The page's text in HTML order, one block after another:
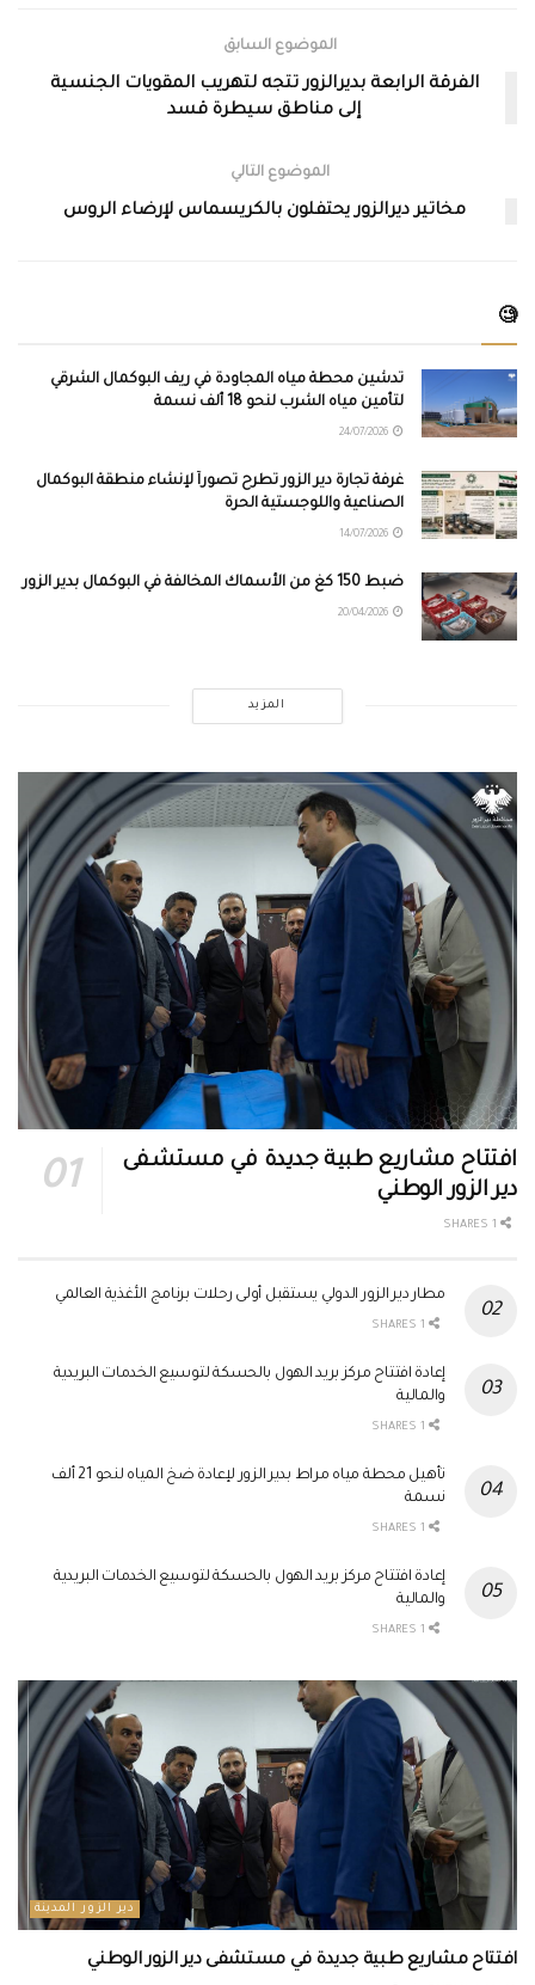
الموضوع السابق
الفرقة الرابعة بديرالزور تتجه لتهريب المقويات الجنسية
إلى مناطق سيطرة قسد
الموضوع التالي
مخاتير ديرالزور يحتفلون بالكريسماس لإرضاء الروس
🧐
تدشين محطة مياه المجاودة في ريف البوكمال الشرقي
لتأمين مياه الشرب لنحو 18 ألف نسمة
غرفة تجارة دير الزور تطرح تصوراً لإنشاء منطقة البوكمال
الصناعية واللوجستية الحرة
ضبط 150 كغ من الأسماك المخالفة في البوكمال بدير الزور
المزيد
افتتاح مشاريع طبية جديدة في مستشفى
دير الزور الوطني
مطار دير الزور الدولي يستقبل أولى رحلات برنامج الأغذية العالمي
إعادة افتتاح مركز بريد الهول بالحسكة لتوسيع الخدمات البريدية
والمالية
تأهيل محطة مياه مراط بدير الزور لإعادة ضخ المياه لنحو 21 ألف
نسمة
إعادة افتتاح مركز بريد الهول بالحسكة لتوسيع الخدمات البريدية
والمالية
دير الزور المدينة
افتتاح مشاريع طبية جديدة في مستشفى دير الزور الوطني